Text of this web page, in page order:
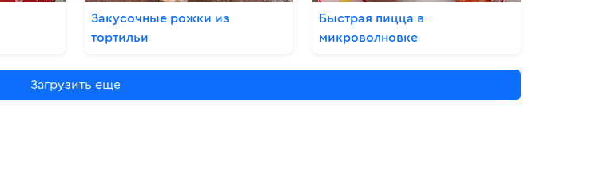
Закусочные рожки из
тортильи
Быстрая пицца в
микроволновке
Загрузить еще